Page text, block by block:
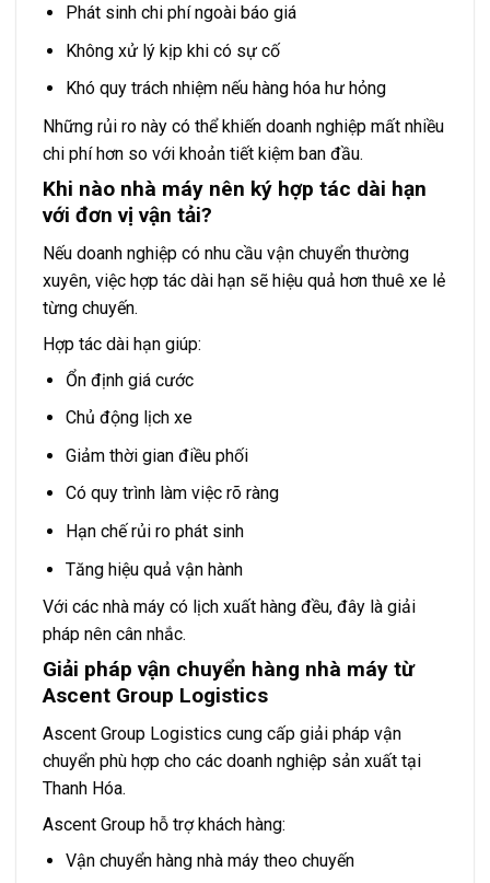
Phát sinh chi phí ngoài báo giá
Không xử lý kịp khi có sự cố
Khó quy trách nhiệm nếu hàng hóa hư hỏng
Những rủi ro này có thể khiến doanh nghiệp mất nhiều
chi phí hơn so với khoản tiết kiệm ban đầu.
Khi nào nhà máy nên ký hợp tác dài hạn
với đơn vị vận tải?
Nếu doanh nghiệp có nhu cầu vận chuyển thường
xuyên, việc hợp tác dài hạn sẽ hiệu quả hơn thuê xe lẻ
từng chuyến.
Hợp tác dài hạn giúp:
Ổn định giá cước
Chủ động lịch xe
Giảm thời gian điều phối
Có quy trình làm việc rõ ràng
Hạn chế rủi ro phát sinh
Tăng hiệu quả vận hành
Với các nhà máy có lịch xuất hàng đều, đây là giải
pháp nên cân nhắc.
Giải pháp vận chuyển hàng nhà máy từ
Ascent Group Logistics
Ascent Group Logistics cung cấp giải pháp vận
chuyển phù hợp cho các doanh nghiệp sản xuất tại
Thanh Hóa.
Ascent Group hỗ trợ khách hàng:
Vận chuyển hàng nhà máy theo chuyến